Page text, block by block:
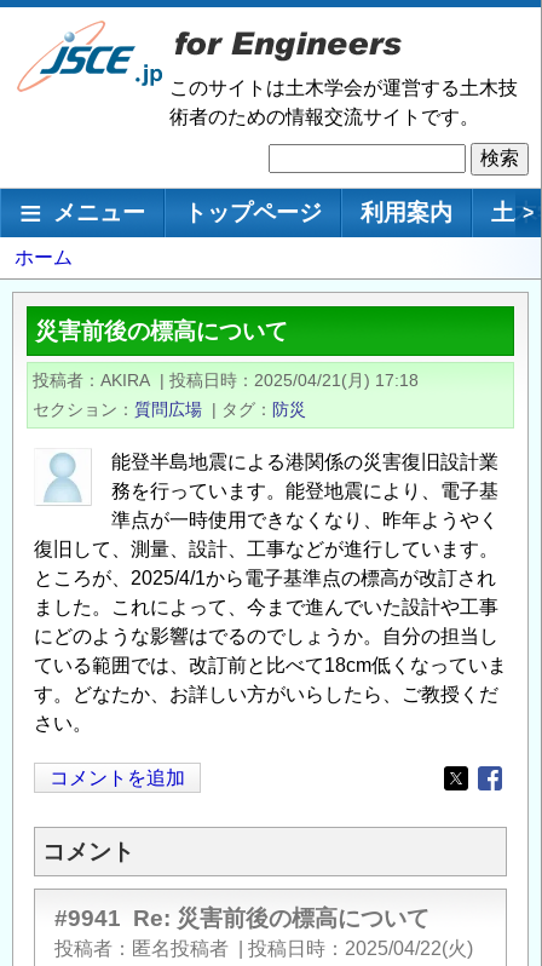
メ
ン
移
このサイトは土木学会が運営する土木技
術者のための情報交流サイトです。
索
メインナビゲーション
メニュー トップページ 利用案内 土 >
パ
ン
く
ず
ホーム
災害前後の標高について
投稿者 AKIRA | 投稿日時
2025/04/21(月) 17:18
セクション
質問広場 | タグ 防災
能登半島地震による港関係の災害復旧設計業
務を行っています。能登地震により、電子基
準点が一時使用できなくなり、昨年ようやく
復旧して、測量、設計、工事などが進行しています。
ところが、2025/4/1から電子基準点の標高が改訂され
ました。これによって、今まで進んでいた設計や工事
にどのような影響はでるのでしょうか。自分の担当し
ている範囲では、改訂前と比べて18cm低くなっていま
す。どなたか、お詳しい方がいらしたら、ご教授くだ
さい。
コメントを追加
Opens in
コメント
#9941 Re: 災害前後の標高について
投稿者 匿名投稿者 投稿日時
2025/04/22(火)